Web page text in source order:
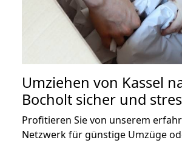
Umziehen von Kassel
Bocholt sicher und
Profitieren Sie von unserem
Netzwerk für günstige Umzüge